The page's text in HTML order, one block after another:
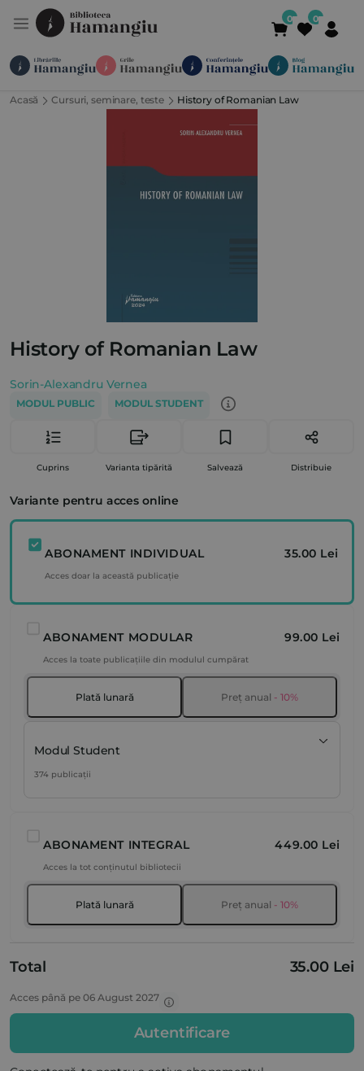
Module Publicații Abonamente
021 336 01 25
Acasă Cursuri, seminare, teste History of Romanian Law
History of Romanian Law
Sorin-Alexandru Vernea
MODUL PUBLIC MODUL STUDENT
Cuprins Varianta tipărită Salvează Distribuie
Variante pentru acces online
ABONAMENT INDIVIDUAL 35.00 Lei
Acces doar la această publicație
ABONAMENT MODULAR 99.00 Lei
Acces la toate publicațiile din modulul cumpărat
Plată lunară Preț anual - 10%
Modul Student
374 publicații
ABONAMENT INTEGRAL 449.00 Lei
Acces la tot conținutul bibliotecii
Plată lunară Preț anual - 10%
Total 35.00 Lei
Acces până pe 06 August 2027
Autentificare